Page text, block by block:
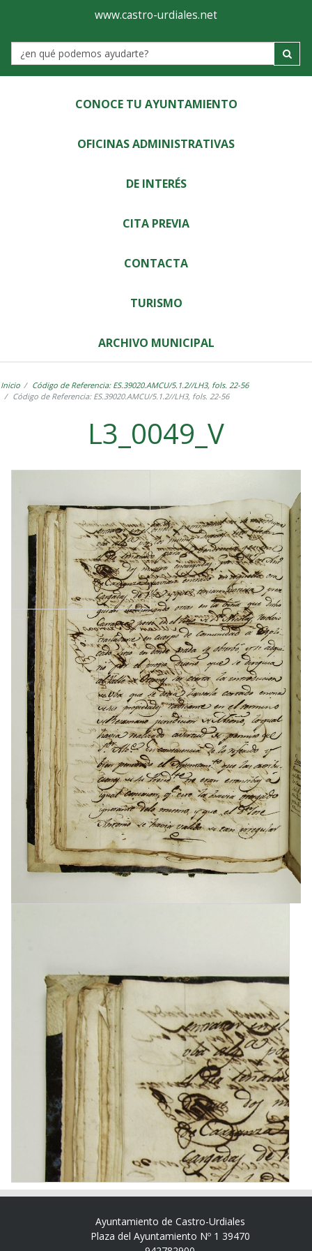
Ayuntamiento
de
Castro-
Urdiales
www.castro-urdiales.net
Label
CONOCE TU AYUNTAMIENTO
OFICINAS ADMINISTRATIVAS
DE INTERÉS
CITA PREVIA
CONTACTA
TURISMO
ARCHIVO MUNICIPAL
Inicio
Código de Referencia: ES.39020.AMCU/5.1.2//LH3, fols. 22-56
Código de Referencia: ES.39020.AMCU/5.1.2//LH3, fols. 22-56
L3_0049_V
Ayuntamiento de Castro-Urdiales
Plaza del Ayuntamiento Nº 1 39470